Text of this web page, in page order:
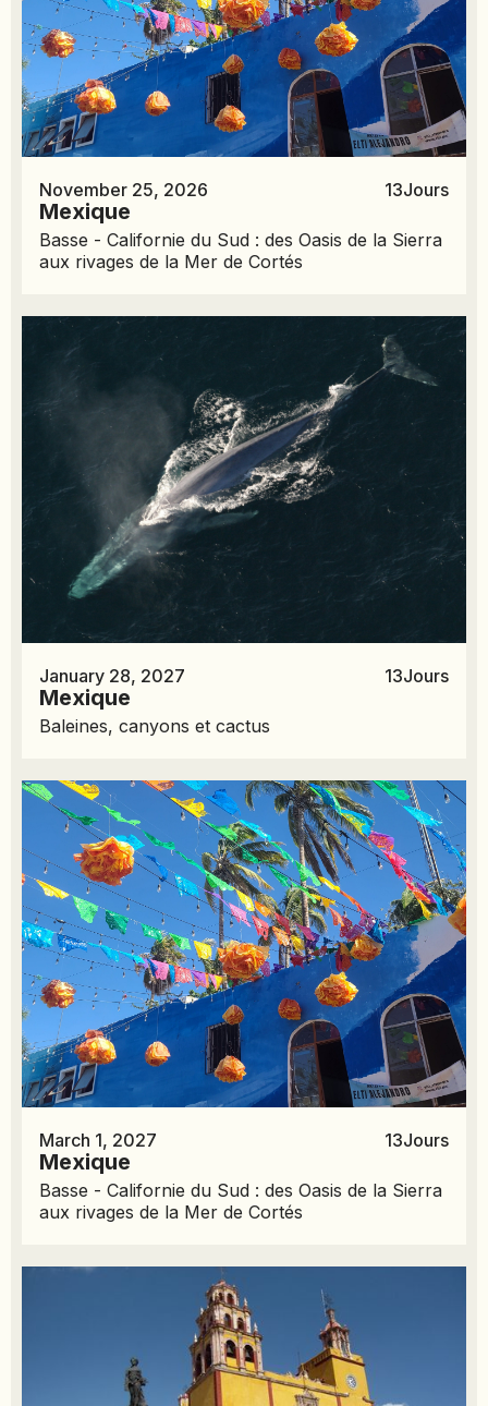
November 25, 2026 13Jours
Mexique
Basse - Californie du Sud : des Oasis de la Sierra
aux rivages de la Mer de Cortés
January 28, 2027 13Jours
Mexique
Baleines, canyons et cactus
March 1, 2027 13Jours
Mexique
Basse - Californie du Sud : des Oasis de la Sierra
aux rivages de la Mer de Cortés